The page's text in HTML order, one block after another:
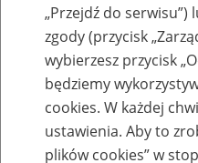
Baza
„Przejdź do
zgody (przycisk
wybierzesz przycisk
będziemy
cookies. W każdej
ustawienia. Aby to
plików cookies” w